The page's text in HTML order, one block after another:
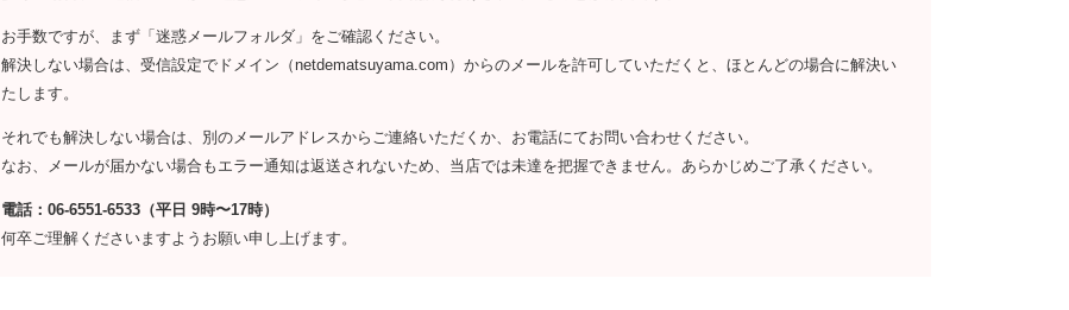
お手数ですが、まず「迷惑メールフォルダ」をご確認ください。
解決しない場合は、受信設定でドメイン（netdematsuyama.com）からのメールを許可していただくと、ほとんどの場合に解決い
たします。
それでも解決しない場合は、別のメールアドレスからご連絡いただくか、お電話にてお問い合わせください。
なお、メールが届かない場合もエラー通知は返送されないため、当店では未達を把握できません。あらかじめご了承ください。
電話：06-6551-6533（平日 9時〜17時）
何卒ご理解くださいますようお願い申し上げます。